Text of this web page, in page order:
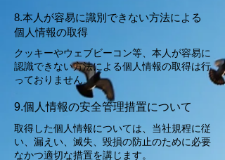
8.本人が容易に識別できない方法による
個人情報の取得
クッキーやウェブビーコン等、本人が容易に
認識できない方法による個人情報の取得は行
っておりません。
9.個人情報の安全管理措置について
取得した個人情報については、当社規程に従
い、漏えい、滅失、毀損の防止のために必要
なかつ適切な措置を講じます。